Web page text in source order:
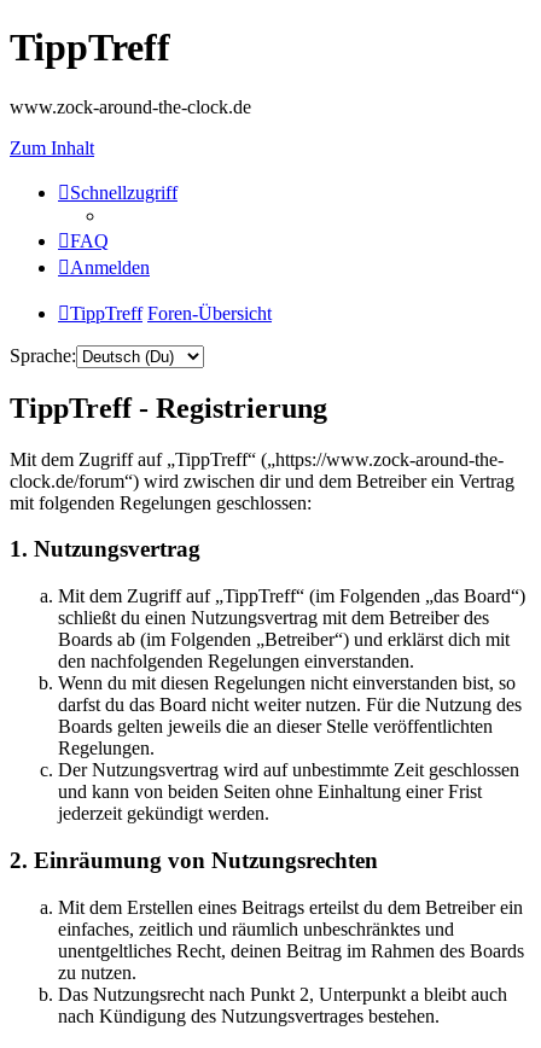
TippTreff
www.zock-around-the-clock.de
Zum Inhalt
Schnellzugriff
FAQ
Anmelden
TippTreff Foren-Übersicht
Sprache:
TippTreff - Registrierung
Mit dem Zugriff auf „TippTreff“ („https://www.zock-around-the-
clock.de/forum“) wird zwischen dir und dem Betreiber ein Vertrag
mit folgenden Regelungen geschlossen:
1. Nutzungsvertrag
Mit dem Zugriff auf „TippTreff“ (im Folgenden „das Board“)
schließt du einen Nutzungsvertrag mit dem Betreiber des
Boards ab (im Folgenden „Betreiber“) und erklärst dich mit
den nachfolgenden Regelungen einverstanden.
Wenn du mit diesen Regelungen nicht einverstanden bist, so
darfst du das Board nicht weiter nutzen. Für die Nutzung des
Boards gelten jeweils die an dieser Stelle veröffentlichten
Regelungen.
Der Nutzungsvertrag wird auf unbestimmte Zeit geschlossen
und kann von beiden Seiten ohne Einhaltung einer Frist
jederzeit gekündigt werden.
2. Einräumung von Nutzungsrechten
Mit dem Erstellen eines Beitrags erteilst du dem Betreiber ein
einfaches, zeitlich und räumlich unbeschränktes und
unentgeltliches Recht, deinen Beitrag im Rahmen des Boards
zu nutzen.
Das Nutzungsrecht nach Punkt 2, Unterpunkt a bleibt auch
nach Kündigung des Nutzungsvertrages bestehen.